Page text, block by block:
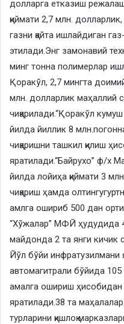
долларга етказиш
қиймати 2,7 млн.
газни қайта ишлайдиган
этилади.Энг замонавий
минг тонна полимерлар
Қоракўл, 2,7 мингта
млн. долларлик маҳаллий
чиқарилади.“Қоракўл
йилда йиллик 8
чиқаришни ташкил қилиш
яратилади.“Байрухо” ф/х
йилда лойиҳа қиймати 3
чиқариш ҳамда
амлга ошириб 500 дан
“Хўжалар” МФЙ ҳудудида
майдонда 2 та янги кичик
Йўл бўйи инфратузилмани
автомагитрали бўйида
амалга ошириш ҳисобидан
яратилади.38 та
турларини қишлоқ